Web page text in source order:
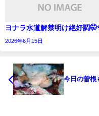
ヨナラ水道解禁明け絶好調
2026年6月15日
今日の曽根